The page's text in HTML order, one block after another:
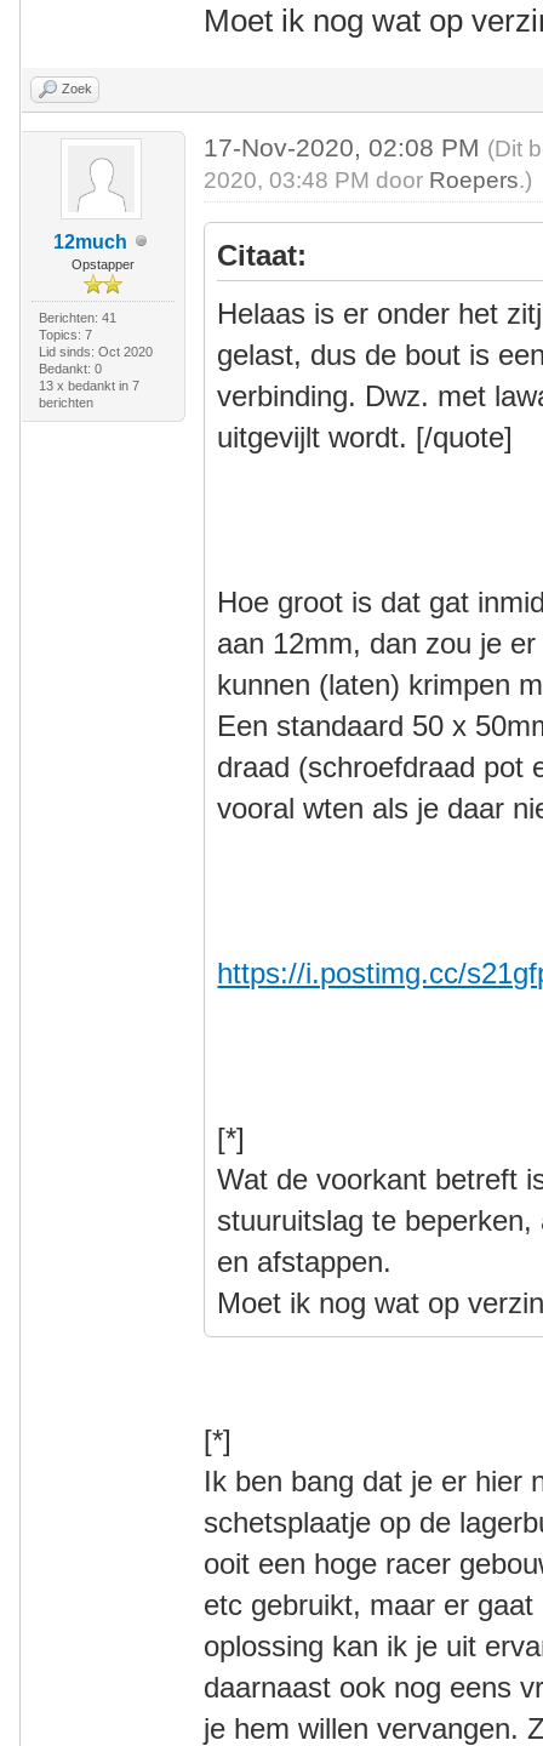
Moet ik nog wat op
Zoek
12much
Opstapper
Berichten: 41
Topics: 7
Lid sinds: Oct 2020
Bedankt: 0
13 x bedankt in 7
berichten
17-Nov-2020, 02:08 PM (Dit
2020, 03:48 PM door Roepers.)
Citaat:
Helaas is er onder het
gelast, dus de bout is
verbinding. Dwz. met
uitgevijlt wordt. [/quote]
Hoe groot is dat gat
aan 12mm, dan zou je
kunnen (laten) krimpen
Een standaard 50 x
draad (schroefdraad pot
vooral wten als je daar
https://i.postimg.cc/
[*]
Wat de voorkant betreft
stuuruitslag te
en afstappen.
Moet ik nog wat op
[*]
Ik ben bang dat je er hier
schetsplaatje op de
ooit een hoge racer
etc gebruikt, maar er
oplossing kan ik je uit
daarnaast ook nog eens
je hem willen vervangen.